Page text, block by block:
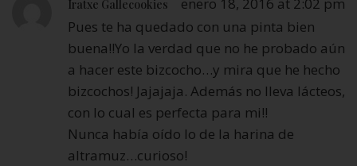
Iratxe Gallecookies
Pues te ha quedado con una pinta bien
buena!!Yo la verdad que no he probado aún
a hacer este bizcocho…y mira que he hecho
bizcochos! Jajajaja. Además no lleva lácteos,
con lo cual es perfecta para mi!!
Nunca había oído lo de la harina de
altramuz…curioso!